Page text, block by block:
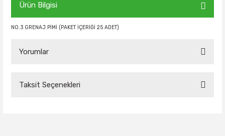
Ürün Bilgisi
NO.3 GRENAJ PİMİ (PAKET İÇERİĞİ 25 ADET)
Yorumlar
Taksit Seçenekleri